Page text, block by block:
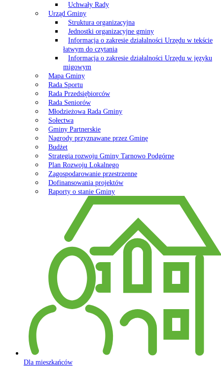
Uchwały Rady
Urząd Gminy
Struktura organizacyjna
Jednostki organizacyjne gminy
Informacja o zakresie działalności Urzędu w tekście
łatwym do czytania
Informacja o zakresie działalności Urzędu w języku
migowym
Mapa Gminy
Rada Sportu
Rada Przedsiębiorców
Rada Seniorów
Młodzieżowa Rada Gminy
Sołectwa
Gminy Partnerskie
Nagrody przyznawane przez Gminę
Budżet
Strategia rozwoju Gminy Tarnowo Podgórne
Plan Rozwoju Lokalnego
Zagospodarowanie przestrzenne
Dofinansowania projektów
Raporty o stanie Gminy
Dla mieszkańców